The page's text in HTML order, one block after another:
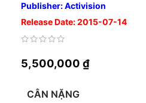
Publisher: Activision
Release Date: 2015-07-14
5,500,000 ₫
CÂN NẶNG